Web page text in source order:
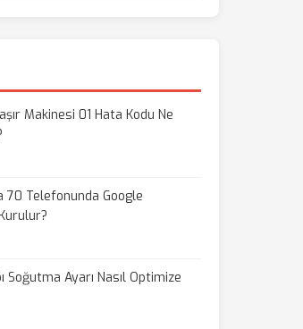
Makinesi 01 Hata Kodu Ne
70 Telefonunda Google
Soğutma Ayarı Nasıl Optimize